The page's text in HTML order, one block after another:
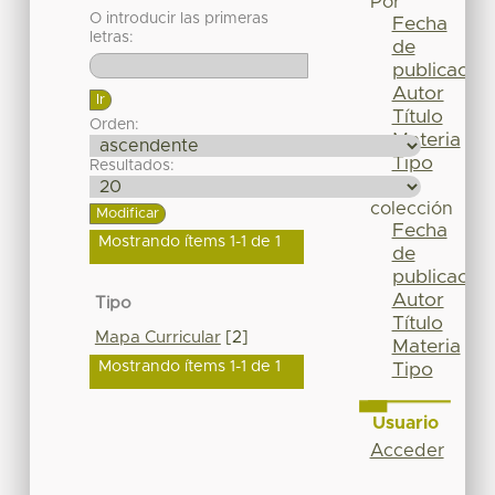
O introducir las primeras
letras:
Orden:
Resultados:
Mostrando ítems 1-1 de 1
Tipo
Mapa Curricular[2]
Mostrando ítems 1-1 de 1
Fecha
de
publicación
Autor
Título
Materia
Tipo
colección
Fecha
de
publicación
Autor
Título
Materia
Tipo
Usuario
Acceder